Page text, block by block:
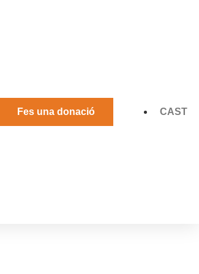
Fes una donació CAST